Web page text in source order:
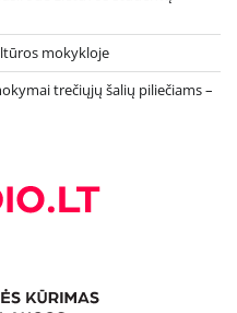
mokykloje
trečiųjų šalių piliečiams –